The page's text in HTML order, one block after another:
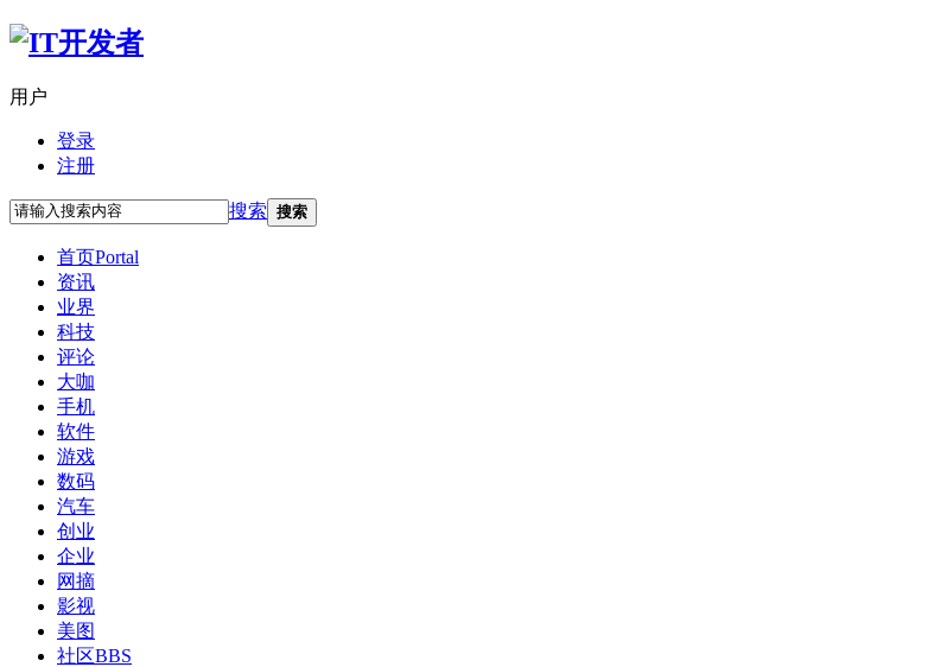
用户
登录
注册
搜索 搜索
首页Portal
资讯
业界
科技
评论
大咖
手机
软件
游戏
数码
汽车
创业
企业
网摘
影视
美图
社区BBS